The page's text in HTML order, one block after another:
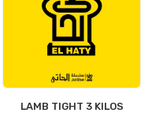
LAMB TIGHT 3 KILOS